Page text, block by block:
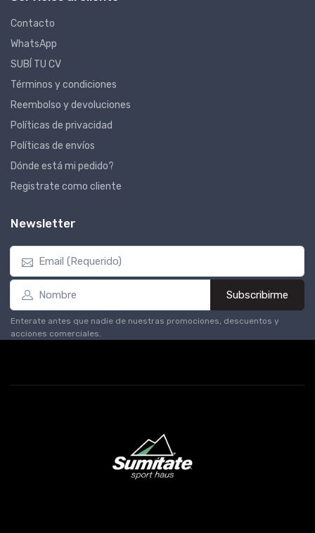
Contacto
WhatsApp
SUBÍ TU CV
Términos y condiciones
Reembolso y devoluciones
Políticas de privacidad
Políticas de envíos
Dónde está mi pedido?
Registrate como cliente
Newsletter
Subscribirme
Enterate antes que nadie de nuestras promociones, descuentos y
acciones comerciales.